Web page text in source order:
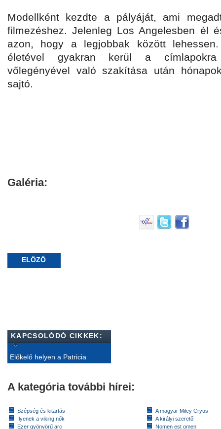
Modellként kezdte a pályáját, ami
filmezéshez. Jelenleg Los Angelesben él
azon, hogy a legjobbak között
életével gyakran kerül a címlapokra
vőlegényével való szakítása után
sajtó.
Galéria:
ELŐZŐ
KAPCSOLÓDÓ CIKKEK:
Előkelő helyen a Patricia
A kategória további hírei:
Szépség és kitartás
Ilyenek a viking nők
Ezer gyönyörű arc
A magyar Miley Cryus
A királyi szerető
Nomen est omen